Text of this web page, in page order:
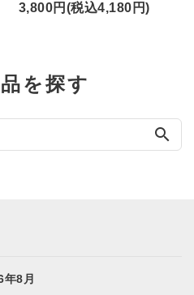
3,800円(税込4,180円)
を探す
search
年8月